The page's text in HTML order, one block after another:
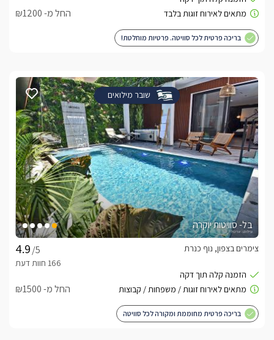
החל מ- ₪1200
בריכה פרטית לכל סוויטה. פרטיות מוחלטת!
שובר מילואים
בל- סוויטות יוקרה
/5
צימרים בצפון, נוף כנרת
החל מ- ₪1500
בריכה פרטית מחוממת ומקורה לכל סוויטה